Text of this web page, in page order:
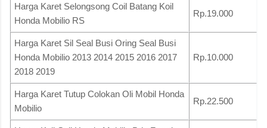
Harga Karet Selongsong Coil Batang Koil
Honda Mobilio RS
Rp.19.000
Harga Karet Sil Seal Busi Oring Seal Busi
Honda Mobilio 2013 2014 2015 2016 2017
2018 2019
Rp.10.000
Harga Karet Tutup Colokan Oli Mobil Honda
Mobilio
Rp.22.500